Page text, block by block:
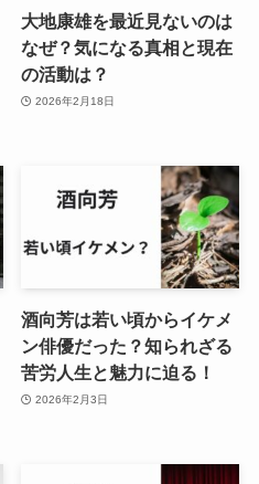
大地康雄を最近見ないのは
なぜ？気になる真相と現在
の活動は？
2026年2月18日
酒向芳は若い頃からイケメ
ン俳優だった？知られざる
苦労人生と魅力に迫る！
2026年2月3日